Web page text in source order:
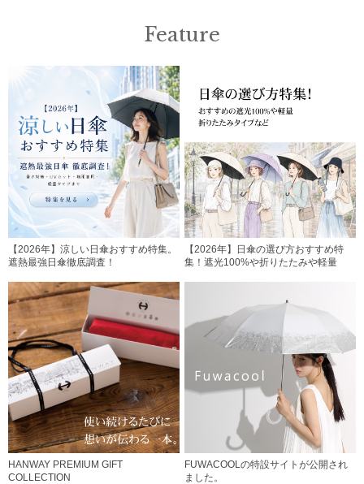
Feature
【2026年】涼しい日傘おすすめ特集。
遮熱最強日傘徹底調査！
【2026年】日傘の選び方おすすめ特
集！遮光100%や折りたたみや軽量
HANWAY PREMIUM GIFT
COLLECTION
FUWACOOLの特設サイトが公開され
ました。